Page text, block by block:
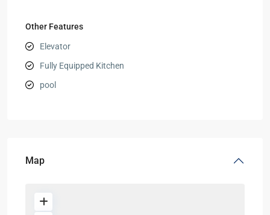
Other Features
Elevator
Fully Equipped Kitchen
pool
Map